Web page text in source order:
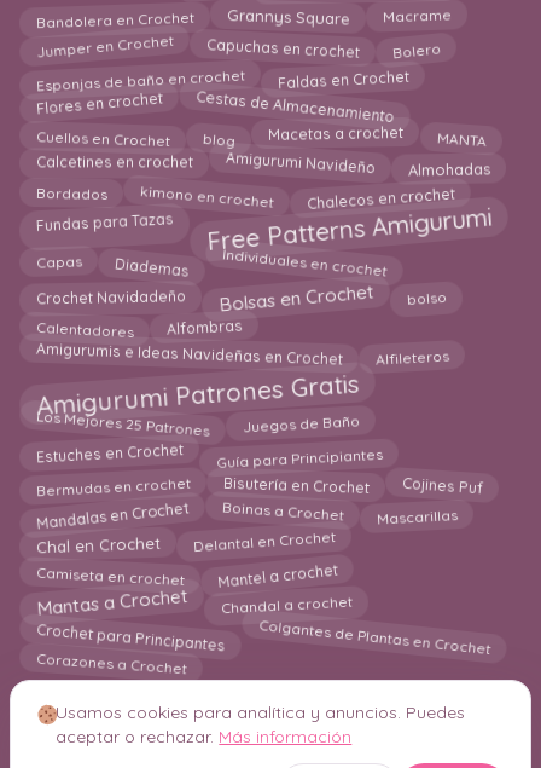
Bandolera en Crochet Grannys Square Macrame
Jumper en Crochet Capuchas en crochet Bolero
Esponjas de baño en crochet Faldas en Crochet
Flores en crochet Cestas de Almacenamiento
Cuellos en Crochet blog Macetas a crochet MANTA
Calcetines en crochet Amigurumi Navideño Almohadas
Bordados kimono en crochet Chalecos en crochet
Fundas para Tazas Free Patterns Amigurumi
Capas Diademas Individuales en crochet
Crochet Navidadeño Bolsas en Crochet bolso
Calentadores Alfombras
Amigurumis e Ideas Navideñas en Crochet Alfileteros
Amigurumi Patrones Gratis
Los Mejores 25 Patrones Juegos de Baño
Estuches en Crochet Guía para Principiantes
Bermudas en crochet Bisutería en Crochet Cojines Puf
Mandalas en Crochet Boinas a Crochet Mascarillas
Chal en Crochet Delantal en Crochet
Camiseta en crochet Mantel a crochet
Mantas a Crochet Chandal a crochet
Crochet para Principantes Colgantes de Plantas en Crochet
Corazones a Crochet
Usamos cookies para analítica y anuncios. Puedes
aceptar o rechazar. Más información